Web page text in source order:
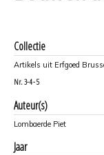
Collectie
Artikels uit Erfgoed
Nr. 3-4 - 5
Auteur(s)
Lombaerde Piet
Jaar